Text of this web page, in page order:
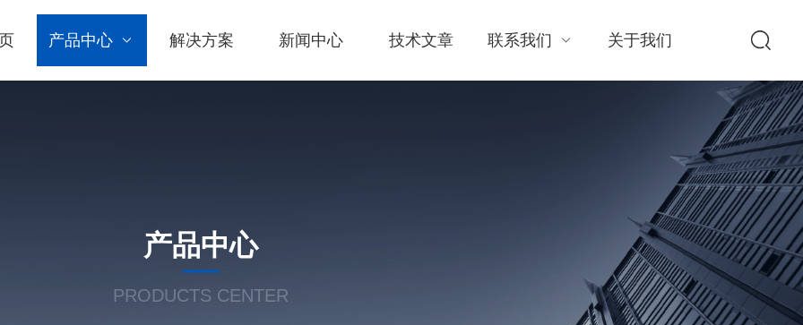
产品中心 解决方案 新闻中心 技术文章 联系我们 关于我们
产品中心
PRODUCTS CENTER